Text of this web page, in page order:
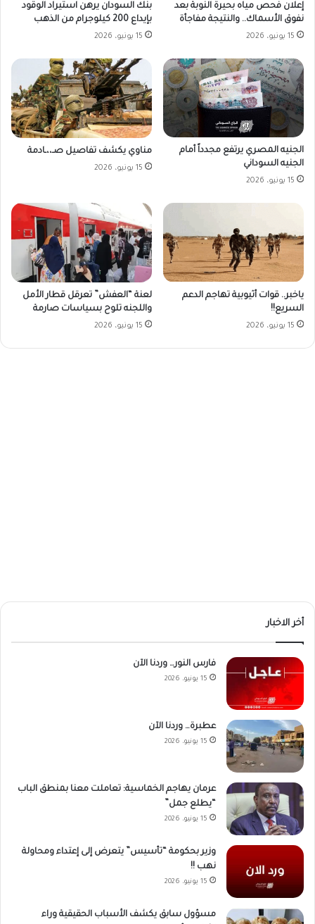
إعلان فحص مياه بحيرة النوبة بعد
نفوق الأسماك.. والنتيجة مفاجأة
15 يونيو، 2026
بنك السودان يرهن استيراد الوقود
بإيداع 200 كيلوجرام من الذهب
15 يونيو، 2026
الجنيه المصري يرتفع مجدداً أمام
الجنيه السوداني
15 يونيو، 2026
مناوي يكشف تفاصيل صـ،،ـادمة
15 يونيو، 2026
ياخبر.. قوات أثيوبية تهاجم الدعم
السريع!!
15 يونيو، 2026
لعنة “العفش” تعرقل قطار الأمل
واللجنه تلوح بسياسات صارمة
15 يونيو، 2026
أخر الاخبار
فارس النور… وردنا الآن
15 يونيو، 2026
عطبرة… وردنا الآن
15 يونيو، 2026
عرمان يهاجم الخماسية: تعاملت معنا بمنطق الباب
“يطلع جمل”
15 يونيو، 2026
وزير بحكومة “تأسيس” يتعرض إلى إعتداء ومحاولة
نهب !!
15 يونيو، 2026
مسؤول سابق يكشف الأسباب الحقيقية وراء